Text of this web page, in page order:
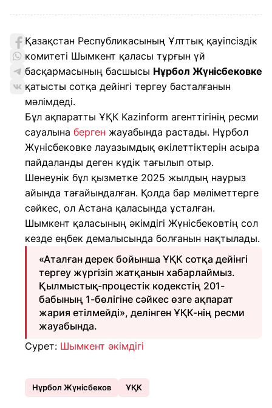
Қазақстан Республикасының Ұлттық қауіпсіздік
комитеті Шымкент қаласы тұрғын үй
басқармасының басшысы Нұрбол Жүнісбековке
қатысты сотқа дейінгі тергеу басталғанын
мәлімдеді.
Бұл ақпаратты ҰҚК Kazinform агенттігінің ресми
сауалына берген жауабында растады. Нұрбол
Жүнісбековке лауазымдық өкілеттіктерін асыра
пайдаланды деген күдік тағылып отыр.
Шенеунік бұл қызметке 2025 жылдың наурыз
айында тағайындалған. Қолда бар мәліметтерге
сәйкес, ол Астана қаласында ұсталған.
Шымкент қаласының әкімдігі Жүнісбековтің сол
кезде еңбек демалысында болғанын нақтылады.
«Аталған дерек бойынша ҰҚК сотқа дейінгі
тергеу жүргізіп жатқанын хабарлаймыз.
Қылмыстық-процестік кодекстің 201-
бабының 1-бөлігіне сәйкес өзге ақпарат
жария етілмейді», делінген ҰҚК-нің ресми
жауабында.
Сурет: Шымкент әкімдігі
Нұрбол Жүнісбеков ҰҚК